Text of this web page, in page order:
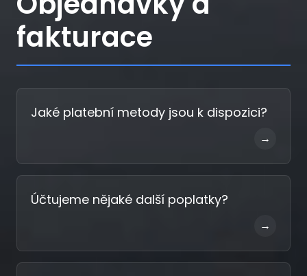
fakturace
Jaké platební metody jsou k dispozici?
→
Účtujeme nějaké další poplatky?
→